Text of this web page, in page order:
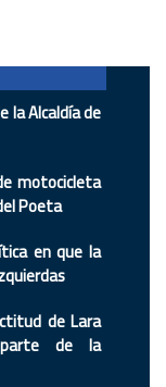
la Alcaldía de
motocicleta
Poeta
en que la
de Lara
de la